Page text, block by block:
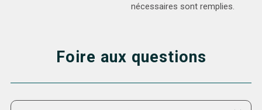
nécessaires sont remplies.
Foire aux questions